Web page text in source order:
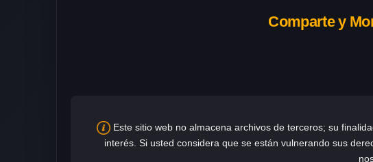
Comparte y
Este sitio web no almacena archivos de terceros; su
interés. Si usted considera que se están vulnerando sus